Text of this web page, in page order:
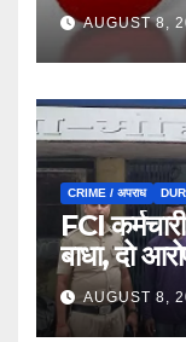
AUGUST 8,
CRIME / अपराध
FCI
बाधा, दो
जब्त…
AUGUST 8,